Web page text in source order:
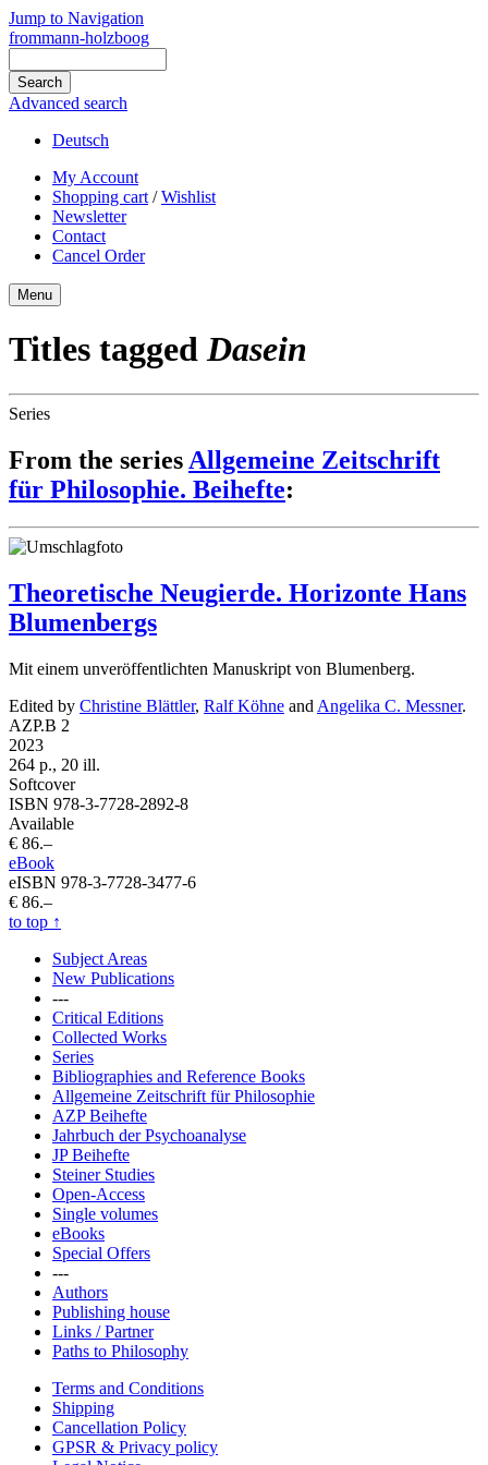
Jump to Navigation
frommann-holzboog
Advanced search
Deutsch
My Account
Shopping cart /Wishlist
Newsletter
Contact
Cancel Order
Menu
Titles taggedDasein
Series
From the series Allgemeine Zeitschrift
für Philosophie. Beihefte:
Theoretische Neugierde. Horizonte Hans
Blumenbergs
Mit einem unveröffentlichten Manuskript von Blumenberg.
Edited by Christine Blättler, Ralf Köhne and Angelika C. Messner.
AZP.B 2
2023
264 p., 20 ill.
Softcover
ISBN 978-3-7728-2892-8
Available
€ 86.–
eBook
eISBN 978-3-7728-3477-6
€ 86.–
to top ↑
Subject Areas
New Publications
---
Critical Editions
Collected Works
Series
Bibliographies and Reference Books
Allgemeine Zeitschrift für Philosophie
AZP Beihefte
Jahrbuch der Psychoanalyse
JP Beihefte
Steiner Studies
Open-Access
Single volumes
eBooks
Special Offers
---
Authors
Publishing house
Links / Partner
Paths to Philosophy
Terms and Conditions
Shipping
Cancellation Policy
GPSR & Privacy policy